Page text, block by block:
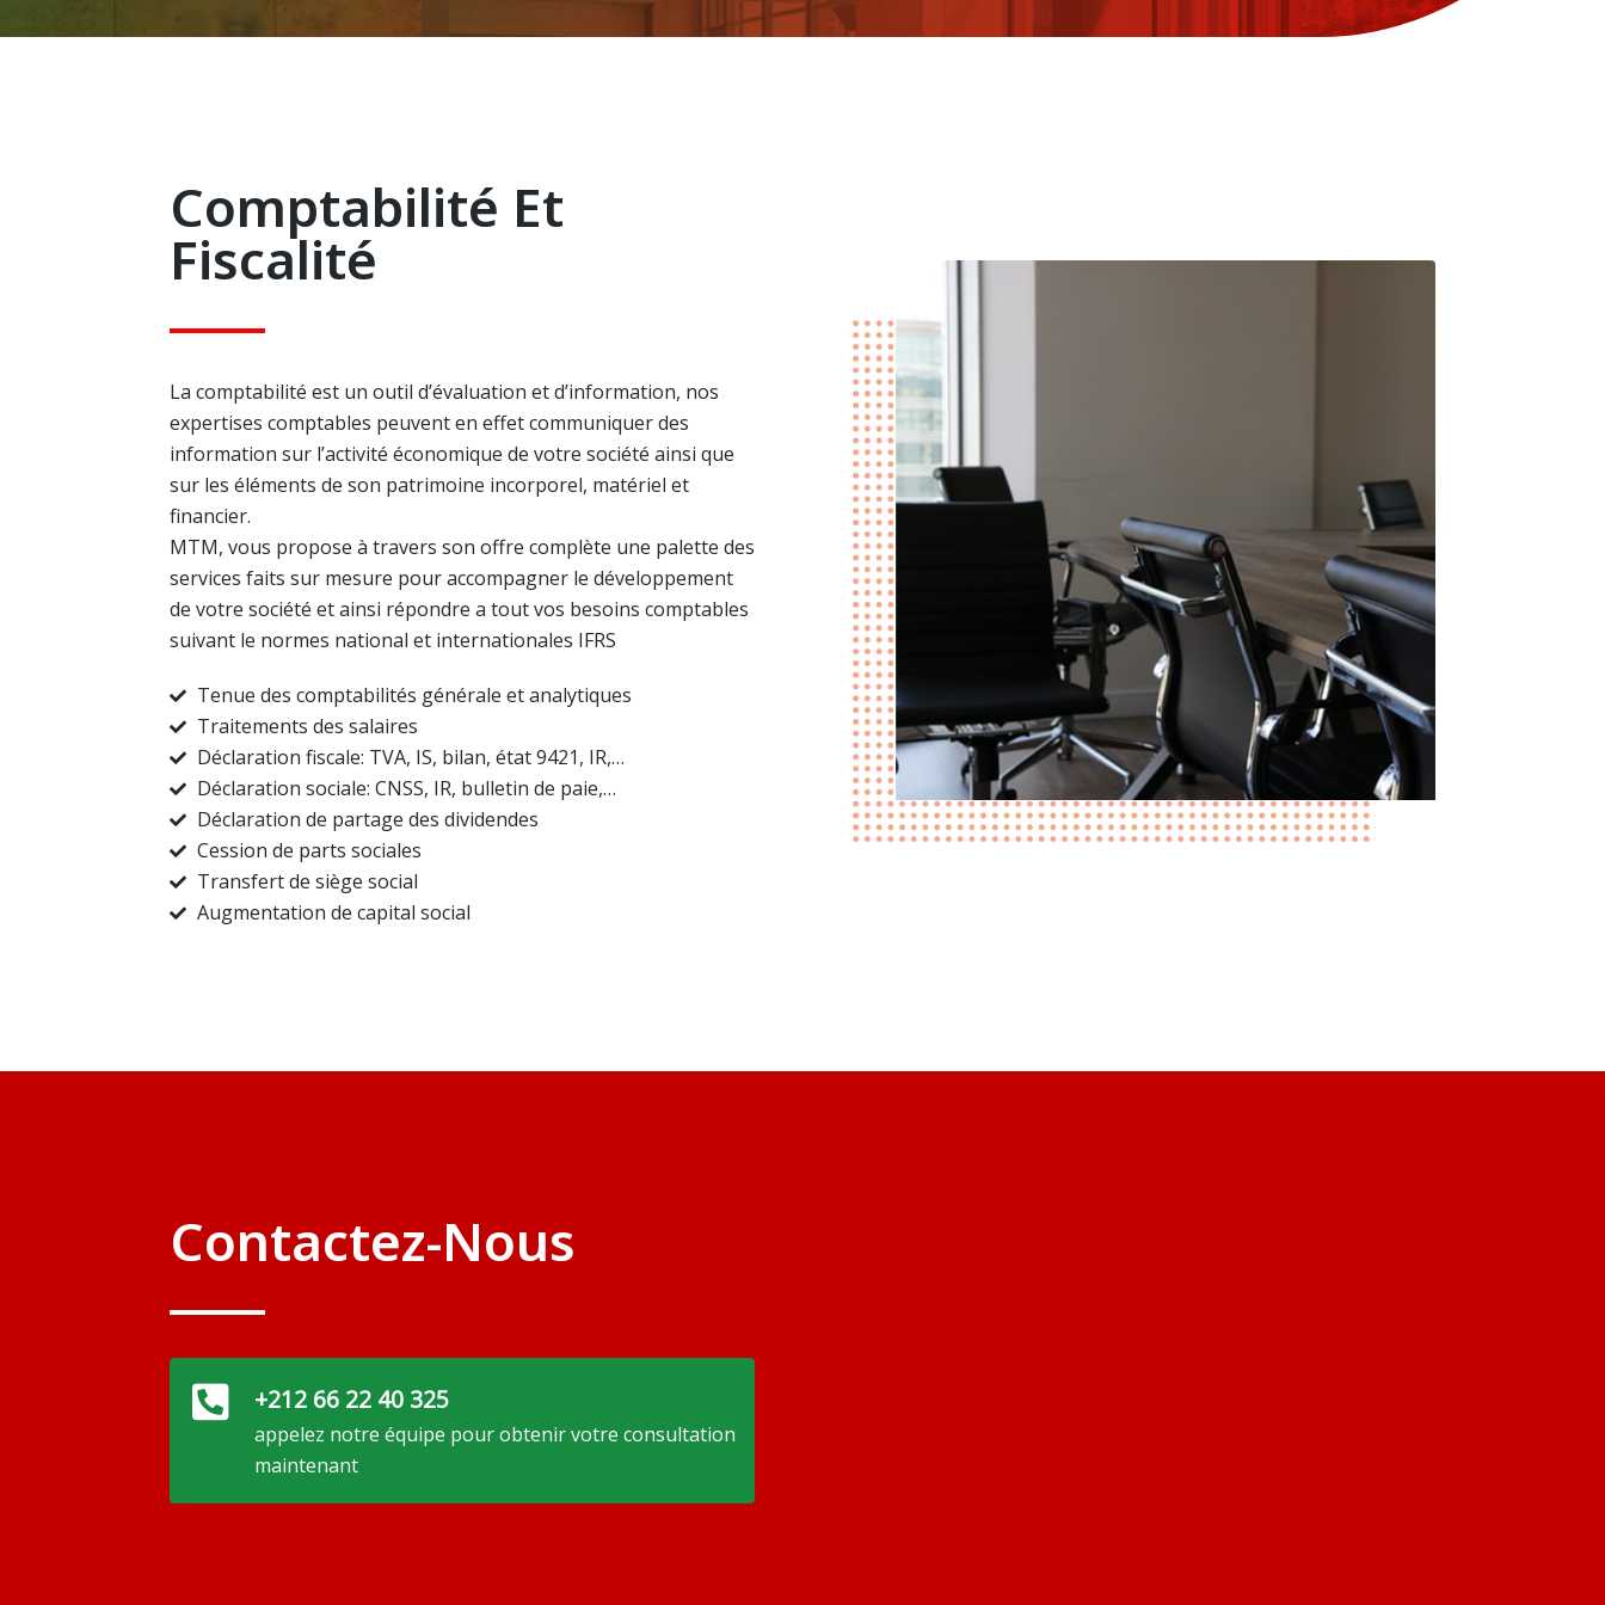
Comptabilité Et
Fiscalité
La comptabilité est un outil d’évaluation et d’information, nos
expertises comptables peuvent en effet communiquer des
information sur l’activité économique de votre société ainsi que
sur les éléments de son patrimoine incorporel, matériel et
financier.
MTM, vous propose à travers son offre complète une palette des
services faits sur mesure pour accompagner le développement
de votre société et ainsi répondre a tout vos besoins comptables
suivant le normes national et internationales IFRS
Tenue des comptabilités générale et analytiques
Traitements des salaires
Déclaration fiscale: TVA, IS, bilan, état 9421, IR,…
Déclaration sociale: CNSS, IR, bulletin de paie,…
Déclaration de partage des dividendes
Cession de parts sociales
Transfert de siège social
Augmentation de capital social
Contactez-Nous
+212 66 22 40 325
appelez notre équipe pour obtenir votre consultation
maintenant